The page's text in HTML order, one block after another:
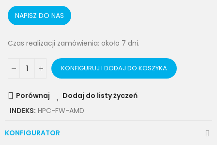
NAPISZ DO NAS
Czas realizacji zamówienia: około 7 dni.
KONFIGURUJ I DODAJ DO KOSZYKA
Porównaj
Dodaj do listy życzeń
INDEKS: HPC-FW-AMD
KONFIGURATOR